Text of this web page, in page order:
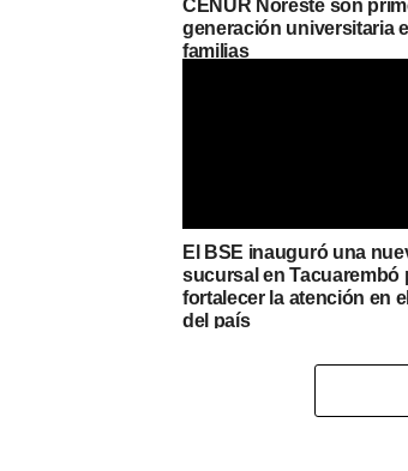
CENUR Noreste son
generación universitaria
familias
El BSE inauguró una
sucursal en Tacuarembó
fortalecer la atención en
del país